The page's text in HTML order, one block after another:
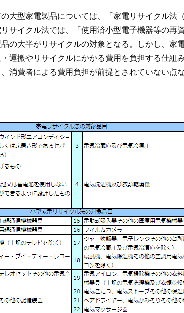
大型家電製品については、「家電リサイクル法
サイクル法では、「使用済小型電子機器等の
の大半がリサイクルの対象となる。しかし、
運搬やリサイクルにかかる費用を負担する仕
消費者による費用負担が前提とされていない点